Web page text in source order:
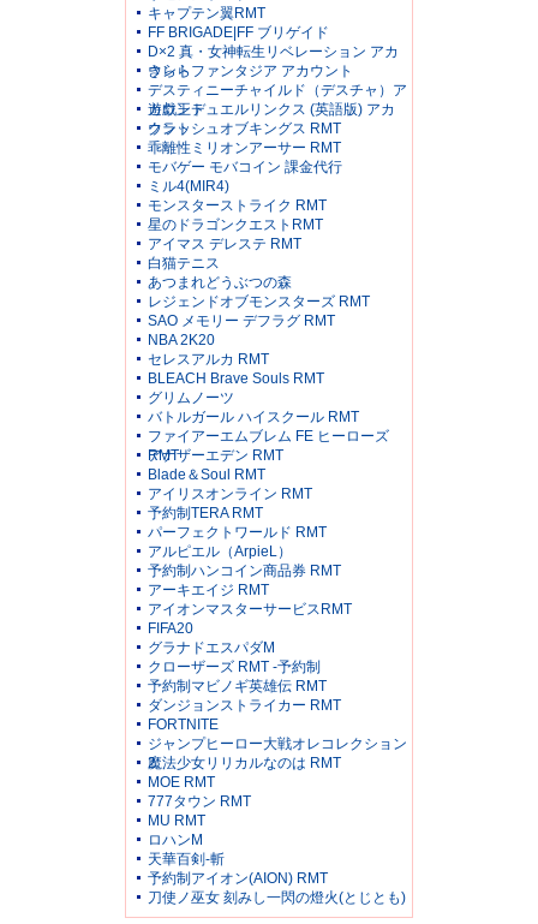
キャプテン翼RMT
FF BRIGADE|FF ブリゲイド
D×2 真・女神転生リベレーション アカ
ウント
きららファンタジア アカウント
デスティニーチャイルド（デスチャ）ア
カウント
遊戯王デュエルリンクス (英語版) アカ
ウント
クラッシュオブキングス RMT
乖離性ミリオンアーサー RMT
モバゲー モバコイン 課金代行
ミル4(MIR4)
モンスターストライク RMT
星のドラゴンクエストRMT
アイマス デレステ RMT
白猫テニス
あつまれどうぶつの森
レジェンドオブモンスターズ RMT
SAO メモリー デフラグ RMT
NBA 2K20
セレスアルカ RMT
BLEACH Brave Souls RMT
グリムノーツ
バトルガール ハイスクール RMT
ファイアーエムブレム FE ヒーローズ
RMT
アナザーエデン RMT
Blade＆Soul RMT
アイリスオンライン RMT
予約制TERA RMT
パーフェクトワールド RMT
アルピエル（ArpieL）
予約制ハンコイン商品券 RMT
アーキエイジ RMT
アイオンマスターサービスRMT
FIFA20
グラナドエスパダM
クローザーズ RMT -予約制
予約制マビノギ英雄伝 RMT
ダンジョンストライカー RMT
FORTNITE
ジャンプヒーロー大戦オレコレクション
2
魔法少女リリカルなのは RMT
MOE RMT
777タウン RMT
MU RMT
ロハンM
天華百剣-斬
予約制アイオン(AION) RMT
刀使ノ巫女 刻みし一閃の燈火(とじとも)